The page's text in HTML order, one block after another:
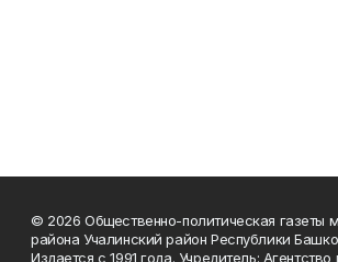
© 2026 Общественно-политическая газеты
района Учалинский район Республики
Издается с 1991 года. Учредитель: Агентство